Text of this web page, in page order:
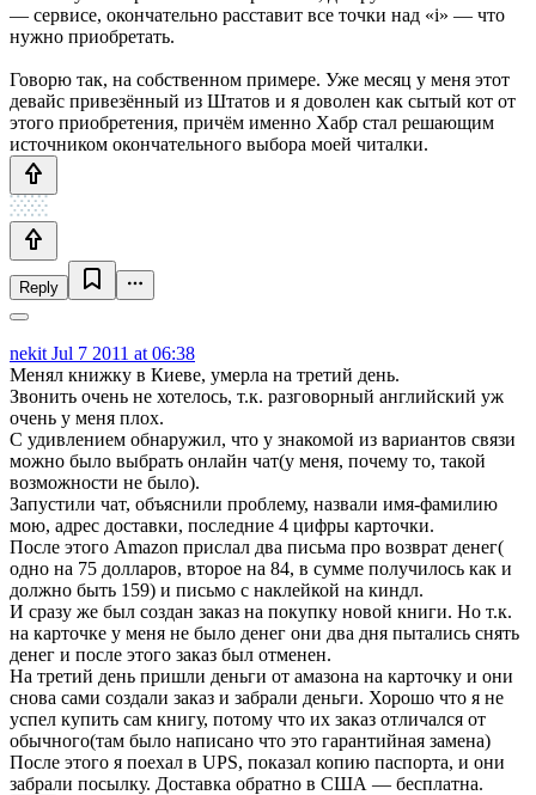
— сервисе, окончательно расставит все точки над «i» — что
нужно приобретать.
Говорю так, на собственном примере. Уже месяц у меня этот
девайс привезённый из Штатов и я доволен как сытый кот от
этого приобретения, причём именно Хабр стал решающим
источником окончательного выбора моей читалки.
Reply
nekit Jul 7 2011 at 06:38
Менял книжку в Киеве, умерла на третий день.
Звонить очень не хотелось, т.к. разговорный английский уж
очень у меня плох.
С удивлением обнаружил, что у знакомой из вариантов связи
можно было выбрать онлайн чат(у меня, почему то, такой
возможности не было).
Запустили чат, объяснили проблему, назвали имя-фамилию
мою, адрес доставки, последние 4 цифры карточки.
После этого Amazon прислал два письма про возврат денег(
одно на 75 долларов, второе на 84, в сумме получилось как и
должно быть 159) и письмо с наклейкой на киндл.
И сразу же был создан заказ на покупку новой книги. Но т.к.
на карточке у меня не было денег они два дня пытались снять
денег и после этого заказ был отменен.
На третий день пришли деньги от амазона на карточку и они
снова сами создали заказ и забрали деньги. Хорошо что я не
успел купить сам книгу, потому что их заказ отличался от
обычного(там было написано что это гарантийная замена)
После этого я поехал в UPS, показал копию паспорта, и они
забрали посылку. Доставка обратно в США — бесплатна.